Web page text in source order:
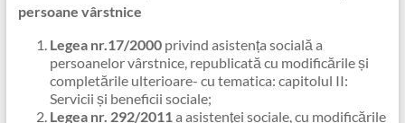
persoane vârstnice
Legea nr.17/2000privind asistența socială a
persoanelor vârstnice, republicată cu modificările și
completările ulterioare- cu tematica: capitolul II:
Servicii și beneficii sociale;
Legea nr. 292/2011 a asistenţei sociale, cu modificările